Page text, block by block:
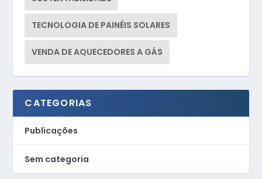
TECNOLOGIA DE PAINÉIS SOLARES
VENDA DE AQUECEDORES A GÁS
CATEGORIAS
Publicações
Sem categoria